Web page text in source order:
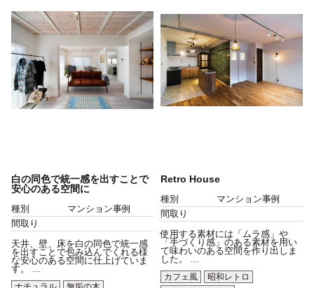
白の同色で統一感を出すことで
安心のある空間に
種別
マンション事例
間取り
天井、壁、床を白の同色で統一感
を出すことで包み込んでくれる様
な安心のある空間に仕上げていま
す。 ...
Retro House
種別
マンション事例
間取り
使用する素材には「ムラ感」や
「手づくり感」のある素材を用い
て味わいのある空間を作り出しま
した。 ...
カフェ風
昭和レトロ